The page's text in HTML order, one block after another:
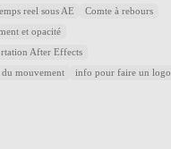
reel sous AE Comte à rebours
et opacité
After Effects
mouvement info pour faire un logo.